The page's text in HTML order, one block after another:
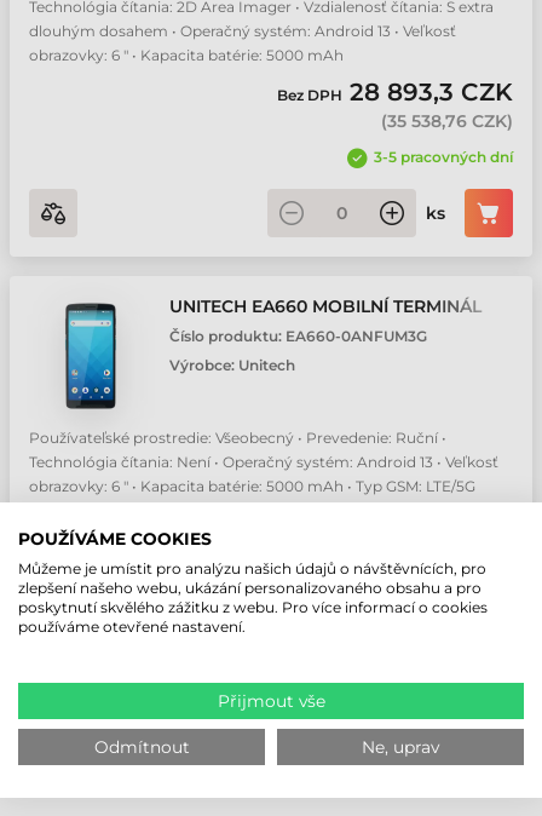
Technológia čítania: 2D Area Imager • Vzdialenosť čítania: S extra
dlouhým dosahem • Operačný systém: Android 13 • Veľkosť
obrazovky: 6 " • Kapacita batérie: 5000 mAh
Bez DPH 28 893,3 CZK
(35 538,76 CZK)
3-5 pracovných dní
ks
UNITECH EA660 MOBILNÍ TERMINÁL
Číslo produktu: EA660-0ANFUM3G
Výrobce: Unitech
Používateľské prostredie: Všeobecný • Prevedenie: Ruční •
Technológia čítania: Není • Operačný systém: Android 13 • Veľkosť
obrazovky: 6 " • Kapacita batérie: 5000 mAh • Typ GSM: LTE/5G
Na objednávku
MOBILNÍ TERMINÁL UNITECH EA660 –
POUŽÍVÁME COOKIES
Můžeme je umístit pro analýzu našich údajů o návštěvnících, pro
zlepšení našeho webu, ukázání personalizovaného obsahu a pro
poskytnutí skvělého zážitku z webu. Pro více informací o cookies
používáme otevřené nastavení.
Přijmout vše
Odmítnout Ne, uprav